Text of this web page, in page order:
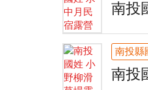
南投
南投縣
南投